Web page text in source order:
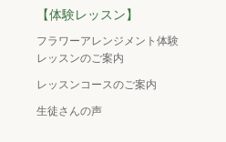
【体験レッスン】
フラワーアレンジメント体験
レッスンのご案内
レッスンコースのご案内
生徒さんの声